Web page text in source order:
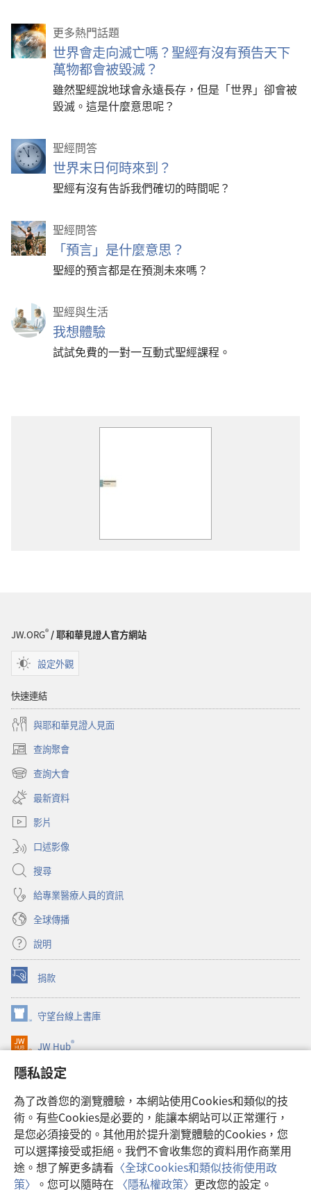
隱私設定
為了改善您的瀏覽體驗，本網站使用Cookies和類似的技
術。有些Cookies是必要的，能讓本網站可以正常運行，
是您必須接受的。其他用於提升瀏覽體驗的Cookies，您
可以選擇接受或拒絕。我們不會收集您的資料用作商業用
途。想了解更多請看 〈全球Cookies和類似技術使用政
策〉 。您可以隨時在 〈隱私權政策〉 更改您的設定。
更多熱門話題
世界會走向滅亡嗎？聖經有沒有預告天下
萬物都會被毀滅？
雖然聖經說地球會永遠長存，但是「世界」卻會被
毀滅。這是什麼意思呢？
聖經問答
世界末日何時來到？
聖經有沒有告訴我們確切的時間呢？
聖經問答
「預言」是什麼意思？
聖經的預言都是在預測未來嗎？
聖經與生活
我想體驗
試試免費的一對一互動式聖經課程。
JW.ORG®/ 耶和華見證人官方網站
設定外觀
快速連結
與耶和華見證人見面
查詢聚會
（開
啟
新
視
窗）
查詢大會
（開
啟
新
視
最新資料
影片
口述影像
搜尋
給專業醫療人員的資訊
全球傳播
說明
捐款
（開
啟
新
視
窗）
守望台線上書庫
（開
啟
新
窗）
JW Hub®
（開
啟
新
視
窗）
JW Library®
Watchtower Library
Copyright© 2026 Watch Tower Bible and Tract Society of Pennsylvania.